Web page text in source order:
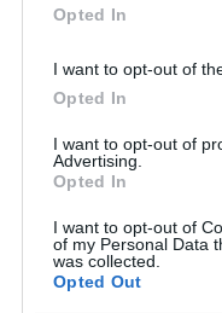
Opted In
I want to opt-out of
Opted In
I want to opt-out of
Advertising.
Opted In
I want to opt-out of
of my Personal Data
was collected.
Opted Out
​​na povišenu razinu